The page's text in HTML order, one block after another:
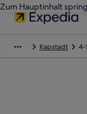
Zum Hauptinhalt
Kapstadt 4-